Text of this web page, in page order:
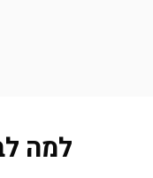
למה